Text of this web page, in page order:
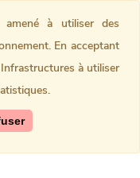
à utiliser des
En acceptant
à utiliser